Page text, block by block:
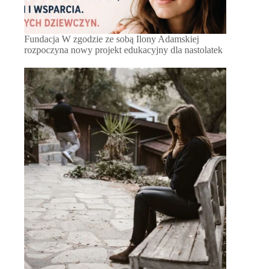
Fundacja W zgodzie ze sobą Ilony Adamskiej
rozpoczyna nowy projekt edukacyjny dla nastolatek